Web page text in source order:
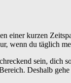
einer kurzen
wenn du täglich
sein,
Deshalb